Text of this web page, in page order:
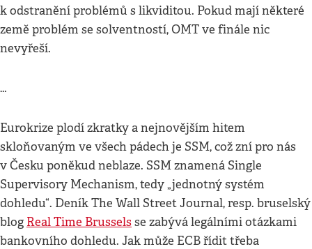
k odstranění problémů s likviditou. Pokud mají některé
země problém se solventností, OMT ve finále nic
nevyřeší.
…
Eurokrize plodí zkratky a nejnovějším hitem
skloňovaným ve všech pádech je SSM, což zní pro nás
v Česku poněkud neblaze. SSM znamená Single
Supervisory Mechanism, tedy „jednotný systém
dohledu“. Deník The Wall Street Journal, resp. bruselský
blog Real Time Brusselsse zabývá legálními otázkami
bankovního dohledu. Jak může ECB řídit třeba